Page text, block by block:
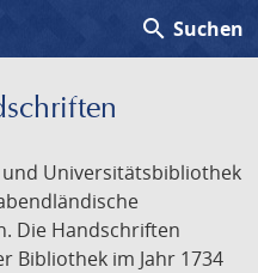
search Suchen
und Universitätsbibliothek
Die Handschriften
Bibliothek im Jahr 1734